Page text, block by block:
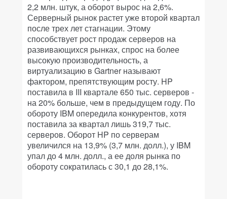
2,2 млн. штук, а оборот вырос на 2,6%.
Серверный рынок растет уже второй квартал
после трех лет стагнации. Этому
способствует рост продаж серверов на
развивающихся рынках, спрос на более
высокую производительность, а
виртуализацию в Gartner называют
фактором, препятствующим росту. HP
поставила в III квартале 650 тыс. серверов -
на 20% больше, чем в предыдущем году. По
обороту IBM опередила конкурентов, хотя
поставила за квартал лишь 319,7 тыс.
серверов. Оборот HP по серверам
увеличился на 13,9% (3,7 млн. долл.), у IBM
упал до 4 млн. долл., а ее доля рынка по
обороту сократилась с 30,1 до 28,1%.